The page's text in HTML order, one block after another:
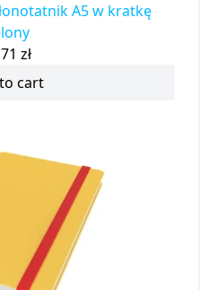
A5 w kratkę
zł
cart